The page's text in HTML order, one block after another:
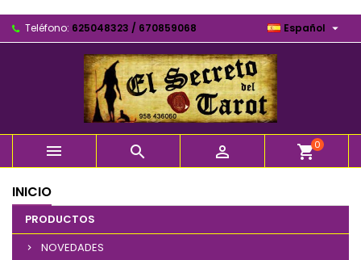
Teléfono: 625048323 / 670859068 Español 
   shopping_cart0
INICIO
PRODUCTOS
NOVEDADES